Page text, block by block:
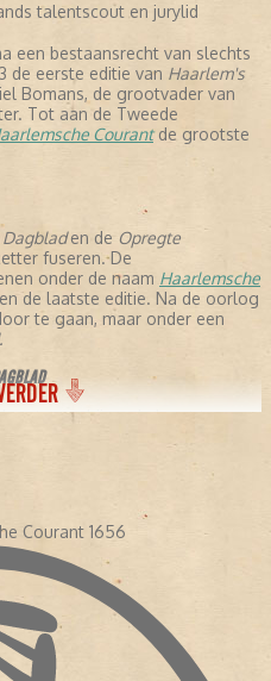
talentscout en jurylid
een bestaansrecht van slechts
de eerste editie van Haarlem's
Bomans, de grootvader van
Tot aan de Tweede
Courantde grootste
Dagbladen de Opregte
fuseren. De
onder de naam Haarlemsche
de laatste editie. Na de oorlog
te gaan, maar onder een
verschijnende krant ter
met de
een aantal letterkundigen voor
Douwes Dekker, beter
Oprechte haarlemsche
in een ochtendkrant.
voor de krant geschreven,
Brigitte Kaandorp en Heleen
voor het eerst als tabloid.
Courant 1656